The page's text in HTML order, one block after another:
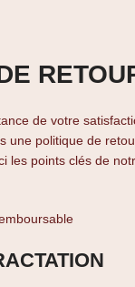
de votre
une politique de
les points clés de